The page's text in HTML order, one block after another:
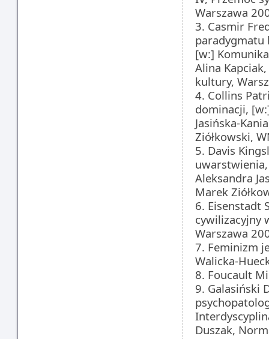
Warszawa
3. Casmir
[w:]
Alina
kultury,
4. Collins
dominacji,
Jasińska-
Ziółkowski,
5. Davis
Aleksandra
Marek
6. Eisenstadt
cywilizacyjny
Warszawa
7. Feminizm
Walicka-
8. Foucault
9. Galasiński
Duszak,